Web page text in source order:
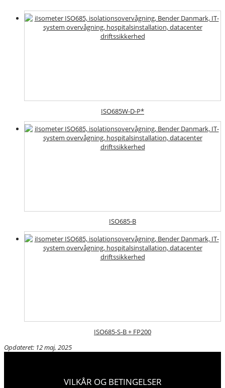
ISO685W-D-P*
ISO685-B
ISO685-S-B + FP200
Opdateret: 12 maj, 2025
VILKÅR OG BETINGELSER